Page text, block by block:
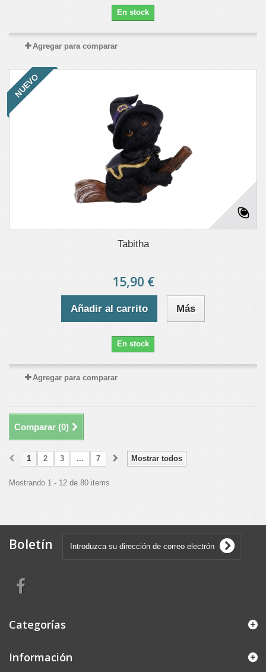
En stock
Agregar para comparar
NUEVO
Tabitha
15,90 €
Añadir al carrito Más
En stock
Agregar para comparar
Comparar (0)
Mostrar todos
1 2 3 ... 7
Mostrando 1 - 12 de 80 items
Boletín
Categorías
Información